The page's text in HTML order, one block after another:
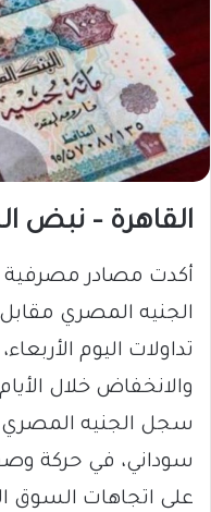
القاهرة – نبض
أكدت مصادر
الجنيه المصري
تداولات اليوم
والانخفاض خلال
سوداني، في حركة
على اتجاهات السوق